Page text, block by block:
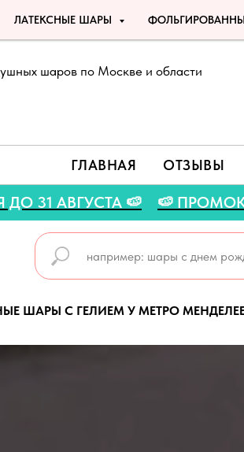
ЛАТЕКСНЫЕ ШАРЫ
шаров по Москве и области
ГЛАВНАЯ ОТЗЫВЫ
АКЦИЯ ДО 31 АВГУСТА 🍉
ШАРЫ С ГЕЛИЕМ У МЕТРО